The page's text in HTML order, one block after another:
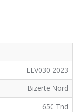
LEV030-2023
Bizerte Nord
650 Tnd